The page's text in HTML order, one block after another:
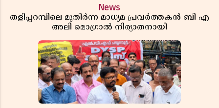
News
തളിപ്പറമ്പിലെ മുതിർന്ന മാധ്യമ പ്രവർത്തകൻ ബി എ
അലി മൊഗ്രാൽ നിര്യാതനായി